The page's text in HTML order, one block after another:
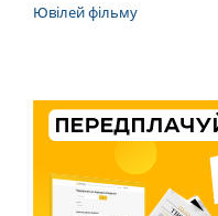
Ювілей фільму